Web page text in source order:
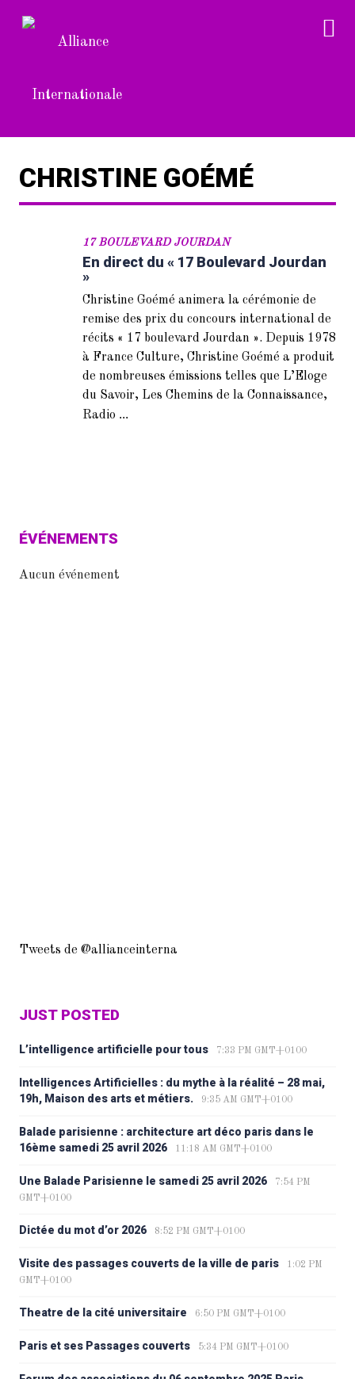
CHRISTINE GOÉMÉ
17 BOULEVARD JOURDAN
En direct du « 17 Boulevard Jourdan
»
Christine Goémé animera la cérémonie de
remise des prix du concours international de
récits « 17 boulevard Jourdan ». Depuis 1978
à France Culture, Christine Goémé a produit
de nombreuses émissions telles que L’Eloge
du Savoir, Les Chemins de la Connaissance,
Radio ...
ÉVÉNEMENTS
Aucun événement
Tweets de @allianceinterna
JUST POSTED
L’intelligence artificielle pour tous 7:33 PM GMT+0100
Intelligences Artificielles : du mythe à la réalité – 28 mai,
19h, Maison des arts et métiers.
9:35 AM GMT+0100
Balade parisienne : architecture art déco paris dans le
16ème samedi 25 avril 2026
11:18 AM GMT+0100
Une Balade Parisienne le samedi 25 avril 2026
7:54 PM
GMT+0100
Dictée du mot d’or 2026 8:52 PM GMT+0100
Visite des passages couverts de la ville de paris
1:02 PM
GMT+0100
Theatre de la cité universitaire 6:50 PM GMT+0100
Paris et ses Passages couverts 5:34 PM GMT+0100